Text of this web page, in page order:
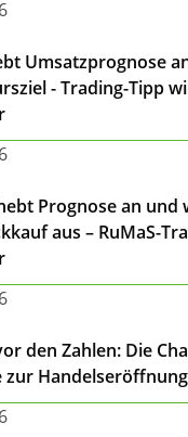
Umsatzprognose
- Trading-Tipp
Prognose an und
aus – RuMaS-
den Zahlen: Die
zur Handelseröffnung